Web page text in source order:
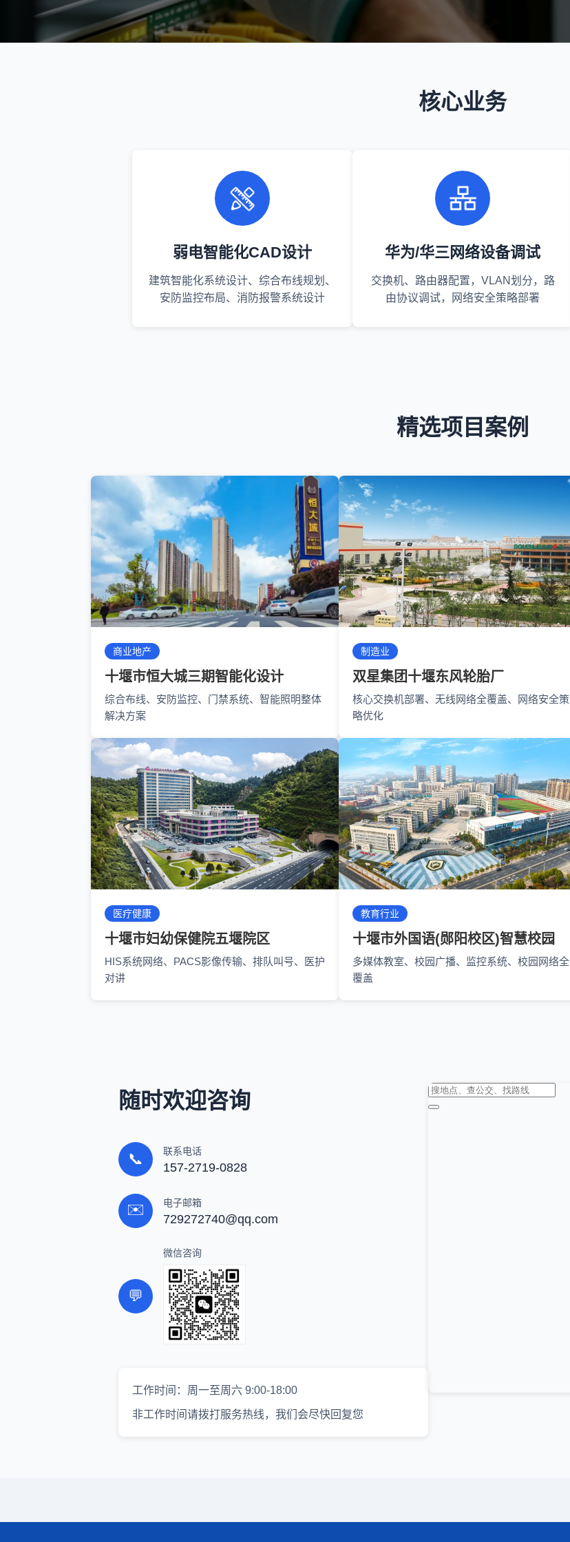
核心业务
弱电智能化CAD设计
建筑智能化系统设计、综合布线规划、
安防监控布局、消防报警系统设计
华为/华三网络设备调试
交换机、路由器配置，VLAN划分，路
由协议调试，网络安全策略部署
精选项目案例
商业地产
十堰市恒大城三期智能化设计
综合布线、安防监控、门禁系统、智能照明整体
解决方案
制造业
双星集团十堰东风轮胎厂
核心交换机部署、无线网络全覆盖、网络安全策
略优化
医疗健康
十堰市妇幼保健院五堰院区
HIS系统网络、PACS影像传输、排队叫号、医护
对讲
教育行业
十堰市外国语(郧阳校区)智慧校园
多媒体教室、校园广播、监控系统、校园网络全
覆盖
随时欢迎咨询
📞 联系电话
157-2719-0828
✉️ 电子邮箱
729272740@qq.com
💬
微信咨询
工作时间：周一至周六 9:00-18:00
非工作时间请拨打服务热线，我们会尽快回复您